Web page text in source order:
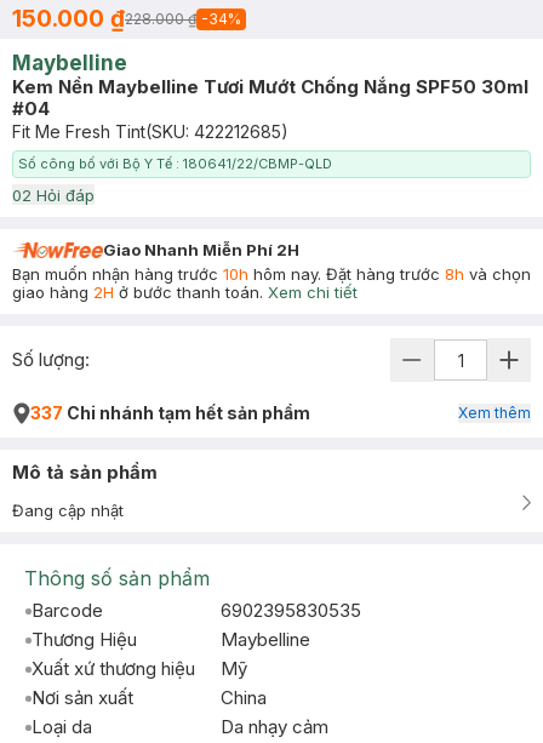
150.000 ₫228.000 ₫ -34%
Maybelline
Kem Nền Maybelline Tươi Mướt Chống Nắng SPF50 30ml
#04
Fit Me Fresh Tint(SKU: 422212685)
Số công bố với Bộ Y Tế : 180641/22/CBMP-QLD
02 Hỏi đáp
Giao Nhanh Miễn Phí 2H
Bạn muốn nhận hàng trước 10h hôm nay. Đặt hàng trước 8h và chọn
giao hàng 2H ở bước thanh toán. Xem chi tiết
Số lượng:
337 Chi nhánh tạm hết sản phẩm Xem thêm
Mô tả sản phẩm
Đang cập nhật
Thông số sản phẩm
Barcode
6902395830535
Thương Hiệu
Maybelline
Xuất xứ thương hiệu
Mỹ
Nơi sản xuất
China
Loại da
Da nhạy cảm